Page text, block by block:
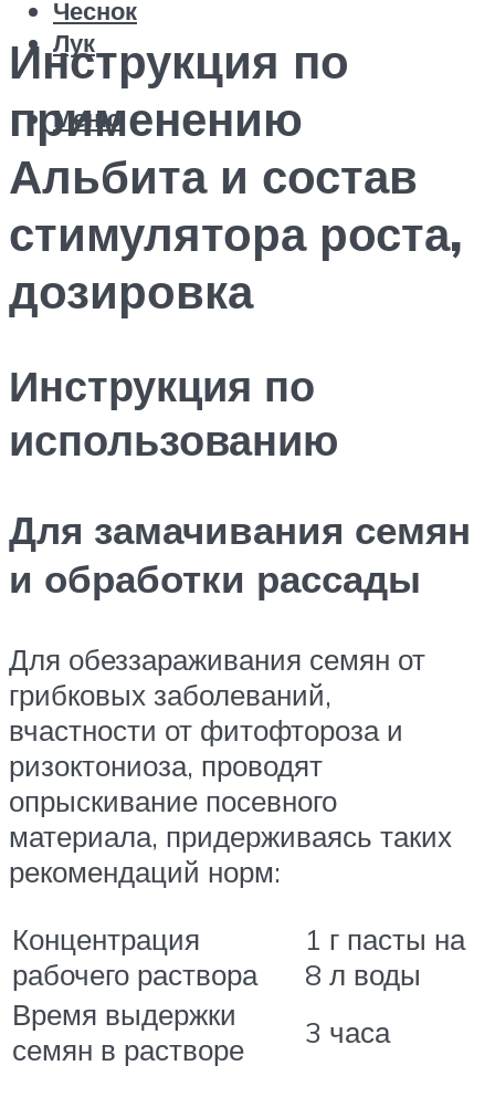
Чеснок
Лук
Меню
Инструкция по
применению
Альбита и состав
стимулятора роста,
дозировка
Инструкция по
использованию
Для замачивания семян
и обработки рассады
Для обеззараживания семян от
грибковых заболеваний,
вчастности от фитофтороза и
ризоктониоза, проводят
опрыскивание посевного
материала, придерживаясь таких
рекомендаций норм:
Концентрация
рабочего раствора
1 г пасты на
8 л воды
Время выдержки
семян в растворе
3 часа